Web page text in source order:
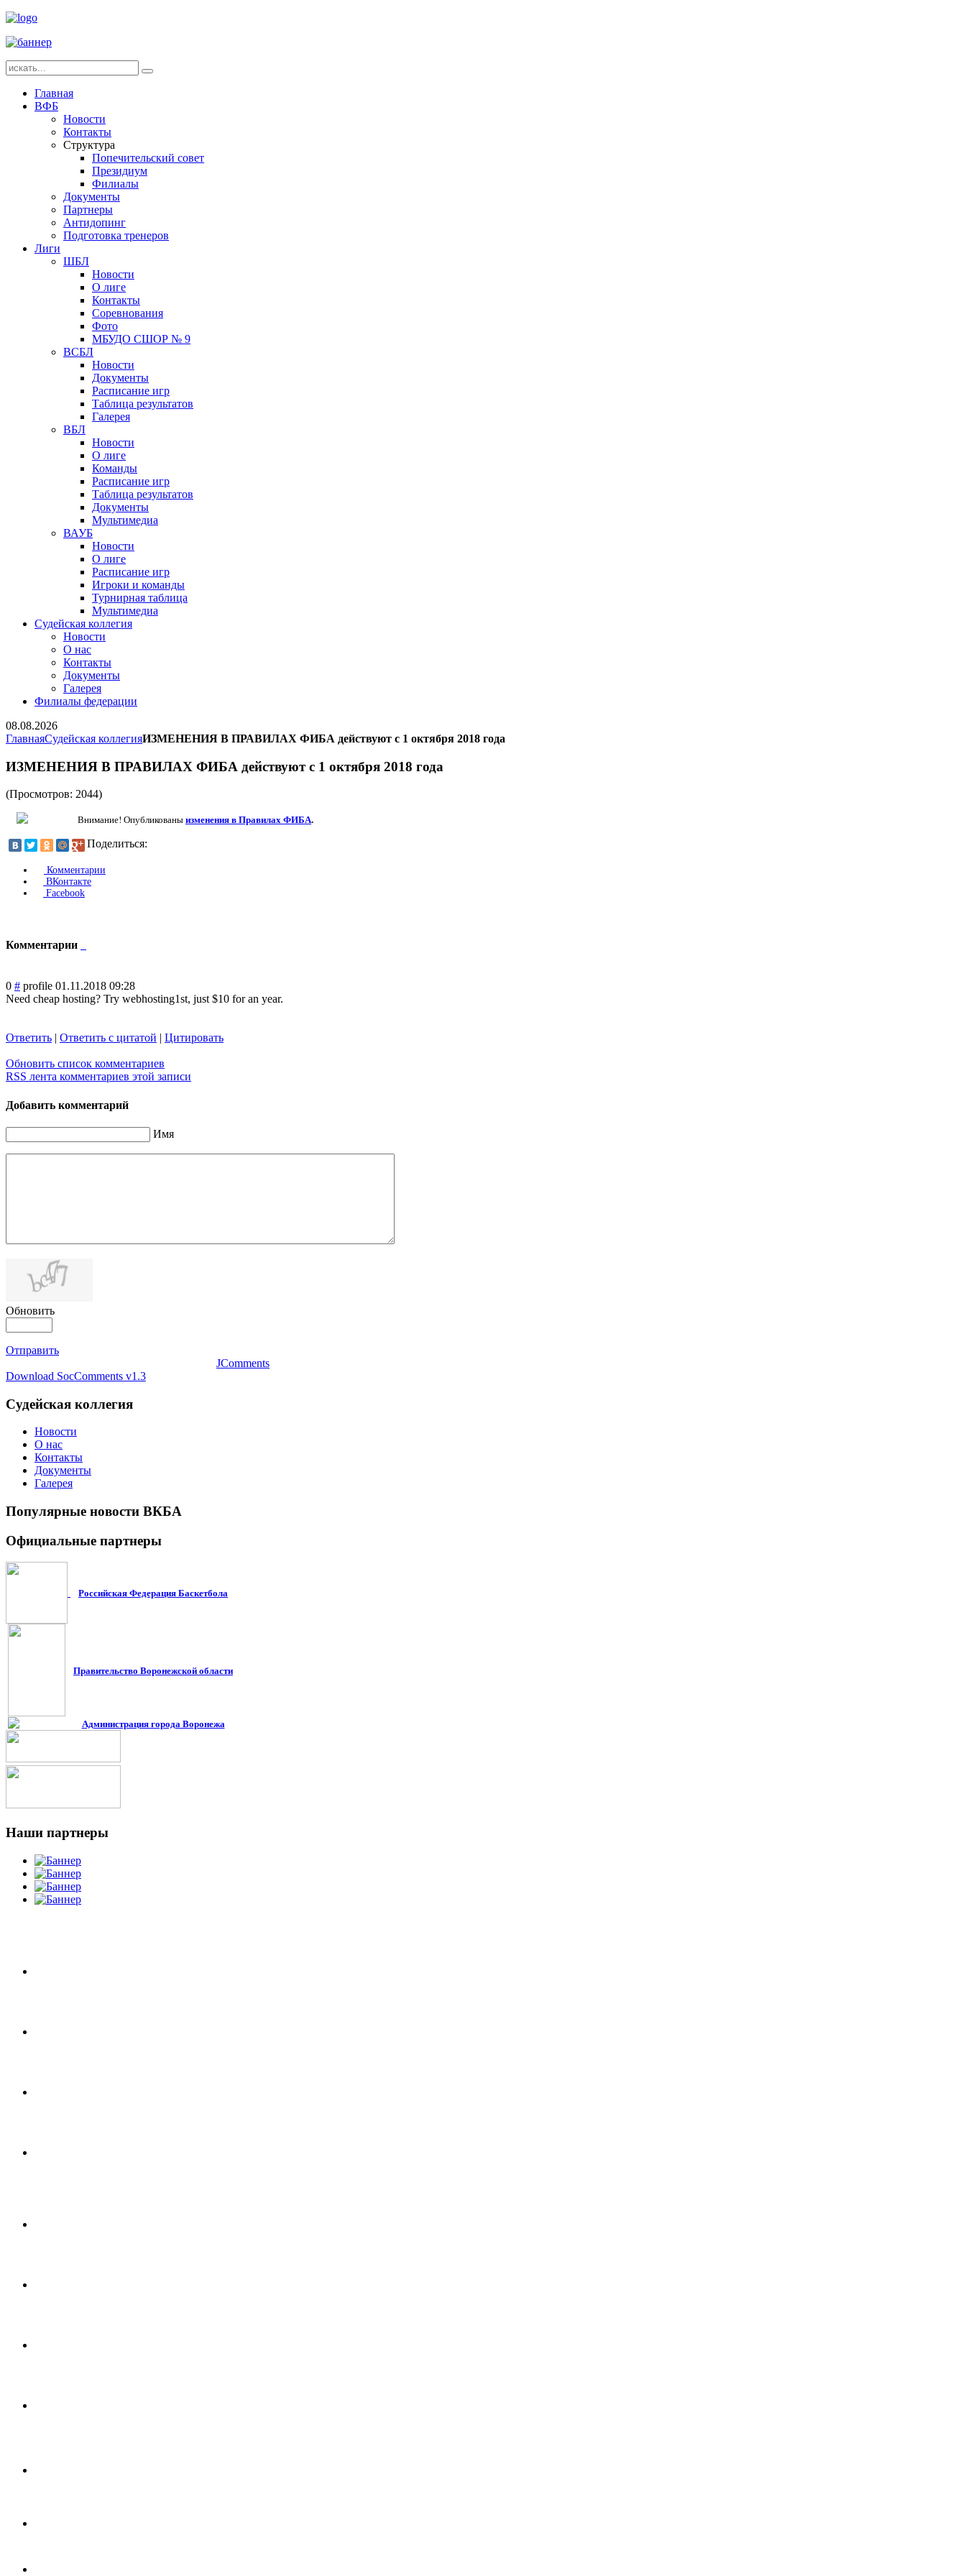
Главная
ВФБ
Новости
Контакты
Структура
Попечительский совет
Президиум
Филиалы
Документы
Партнеры
Антидопинг
Подготовка тренеров
Лиги
ШБЛ
Новости
О лиге
Контакты
Соревнования
Фото
МБУДО СШОР № 9
ВСБЛ
Новости
Документы
Расписание игр
Таблица результатов
Галерея
ВБЛ
Новости
О лиге
Команды
Расписание игр
Таблица результатов
Документы
Мультимедиа
ВАУБ
Новости
О лиге
Расписание игр
Игроки и команды
Турнирная таблица
Мультимедиа
Судейская коллегия
Новости
О нас
Контакты
Документы
Галерея
Филиалы федерации
08.08.2026
ГлавнаяСудейская коллегияИЗМЕНЕНИЯ В ПРАВИЛАХ ФИБА действуют c 1 октября 2018 года
ИЗМЕНЕНИЯ В ПРАВИЛАХ ФИБА действуют c 1 октября 2018 года
(Просмотров: 2044)
Внимание! Опубликованыизменения в Правилах ФИБА.
Поделиться:
Комментарии
ВКонтакте
Facebook
Комментарии
0 # profile 01.11.2018 09:28
Need cheap hosting? Try webhosting1st, just $10 for an year.
Ответить | Ответить с цитатой | Цитировать
Обновить список комментариев
RSS лента комментариев этой записи
Добавить комментарий
Имя
Обновить
Отправить
JComments
Download SocComments v1.3
Судейская коллегия
Новости
О нас
Контакты
Документы
Галерея
Популярные новости ВКБА
Официальные партнеры
Российская Федерация Баскетбола
Правительство Воронежской области
Администрация города Воронежа
Наши партнеры